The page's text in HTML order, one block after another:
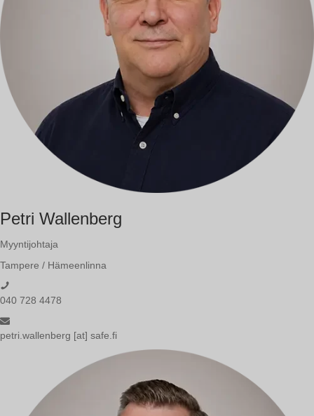
Petri Wallenberg
Myyntijohtaja
Tampere / Hämeenlinna
040 728 4478
petri.wallenberg [at] safe.fi